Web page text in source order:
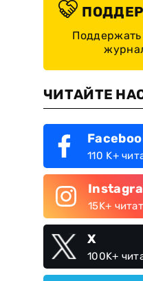
ЧИТАЙТЕ
110 K+
15K+
X
100K+